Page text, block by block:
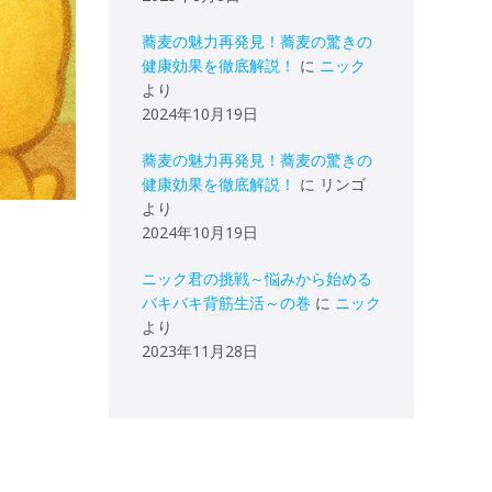
蕎麦の魅力再発見！蕎麦の驚きの
健康効果を徹底解説！ に ニック
より
2024年10月19日
蕎麦の魅力再発見！蕎麦の驚きの
健康効果を徹底解説！ に リンゴ
より
2024年10月19日
ニック君の挑戦～悩みから始める
バキバキ背筋生活～の巻 に ニック
より
2023年11月28日